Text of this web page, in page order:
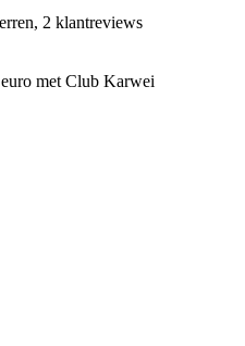
2 klantreviews
met Club Karwei